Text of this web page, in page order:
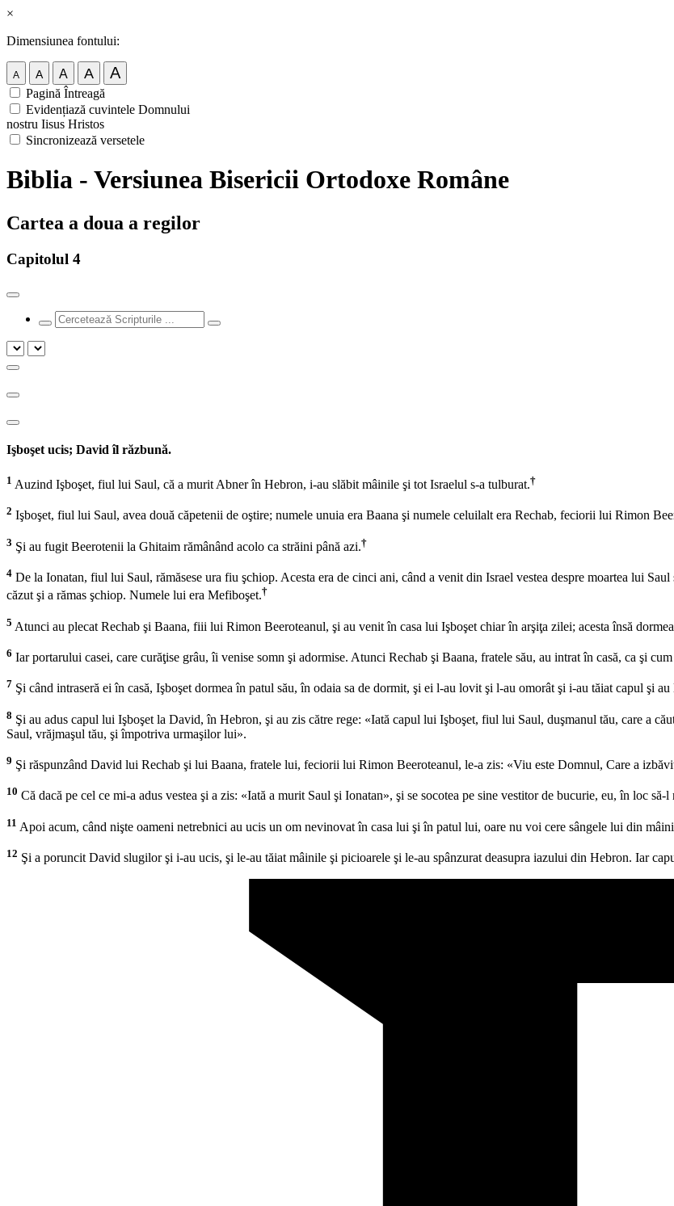
×
Dimensiunea fontului:
A A A A A
Pagină Întreagă
Evidențiază cuvintele Domnului
nostru Iisus Hristos
Sincronizează versetele
Biblia - Versiunea Bisericii Ortodoxe Române
Cartea a doua a regilor
Capitolul 4
Işboşet ucis; David îl răzbună.
1 Auzind Işboşet, fiul lui Saul, că a murit Abner în Hebron, i-au slăbit mâinile şi tot Israelul s-a tulburat.†
2 Işboşet, fiul lui Saul, avea două căpetenii de oştire; numele unuia era Baana şi numele celuilalt era Rechab, feciorii lui Rimon
3 Şi au fugit Beerotenii la Ghitaim rămânând acolo ca străini până azi.†
4 De la Ionatan, fiul lui Saul, rămăsese ura fiu şchiop. Acesta era de cinci ani, când a venit din Israel vestea despre moartea lui
căzut şi a rămas şchiop. Numele lui era Mefiboşet.†
5 Atunci au plecat Rechab şi Baana, fiii lui Rimon Beeroteanul, şi au venit în casa lui Işboşet chiar în arşiţa zilei; acesta însă
6 Iar portarului casei, care curăţise grâu, îi venise somn şi adormise. Atunci Rechab şi Baana, fratele său, au intrat în casă, ca şi
7 Şi când intraseră ei în casă, Işboşet dormea în patul său, în odaia sa de dormit, şi ei l-au lovit şi l-au omorât şi i-au tăiat capul şi
8 Şi au adus capul lui Işboşet la David, în Hebron, şi au zis către rege: «Iată capul lui Işboşet, fiul lui Saul, duşmanul tău, care a
Saul, vrăjmaşul tău, şi împotriva urmaşilor lui».
9 Şi răspunzând David lui Rechab şi lui Baana, fratele lui, feciorii lui Rimon Beeroteanul, le-a zis: «Viu este Domnul, Care a
10 Că dacă pe cel ce mi-a adus vestea şi a zis: «Iată a murit Saul şi Ionatan», şi se socotea pe sine vestitor de bucurie, eu, în loc
11 Apoi acum, când nişte oameni netrebnici au ucis un om nevinovat în casa lui şi în patul lui, oare nu voi cere sângele lui din
12 Şi a poruncit David slugilor şi i-au ucis, şi le-au tăiat mâinile şi picioarele şi le-au spânzurat deasupra iazului din Hebron. Iar